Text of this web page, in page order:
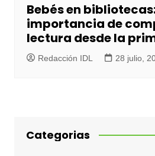
Bebés en
importancia de
lectura desde la
Redacción IDL 28 julio,
Categorias